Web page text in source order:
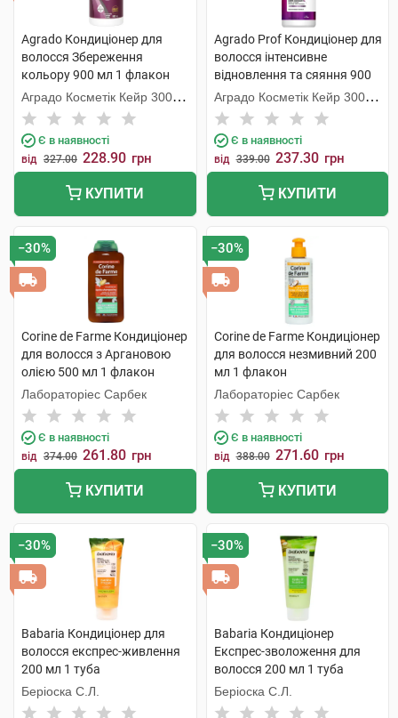
Agrado Кондиціонер для
волосся Збереження
кольору 900 мл 1 флакон
Аградо Косметік Кейр 3000
С.Л.У.
Є в наявності
від 327.00 228.90 грн
КУПИТИ
Agrado Prof Кондиціонер для
волосся інтенсивне
відновлення та сяяння 900
мл 1 флакон
Аградо Косметік Кейр 3000
С.Л.У.
Є в наявності
від 339.00 237.30 грн
КУПИТИ
−30%
Corine de Farme Кондиціонер
для волосся з Аргановою
олією 500 мл 1 флакон
Лабораторіес Сарбек
Є в наявності
від 374.00 261.80 грн
КУПИТИ
−30%
Corine de Farme Кондиціонер
для волосся незмивний 200
мл 1 флакон
Лабораторіес Сарбек
Є в наявності
від 388.00 271.60 грн
КУПИТИ
−30%
Babaria Кондиціонер для
волосся експрес-живлення
200 мл 1 туба
Беріоска С.Л.
−30%
Babaria Кондиціонер
Експрес-зволоження для
волосся 200 мл 1 туба
Беріоска С.Л.